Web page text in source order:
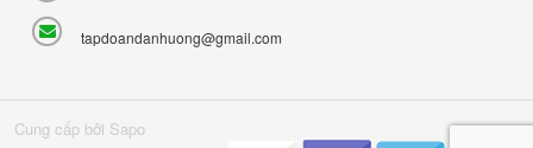
tapdoandanhuong@gmail.com
Cung cấp bởi Sapo